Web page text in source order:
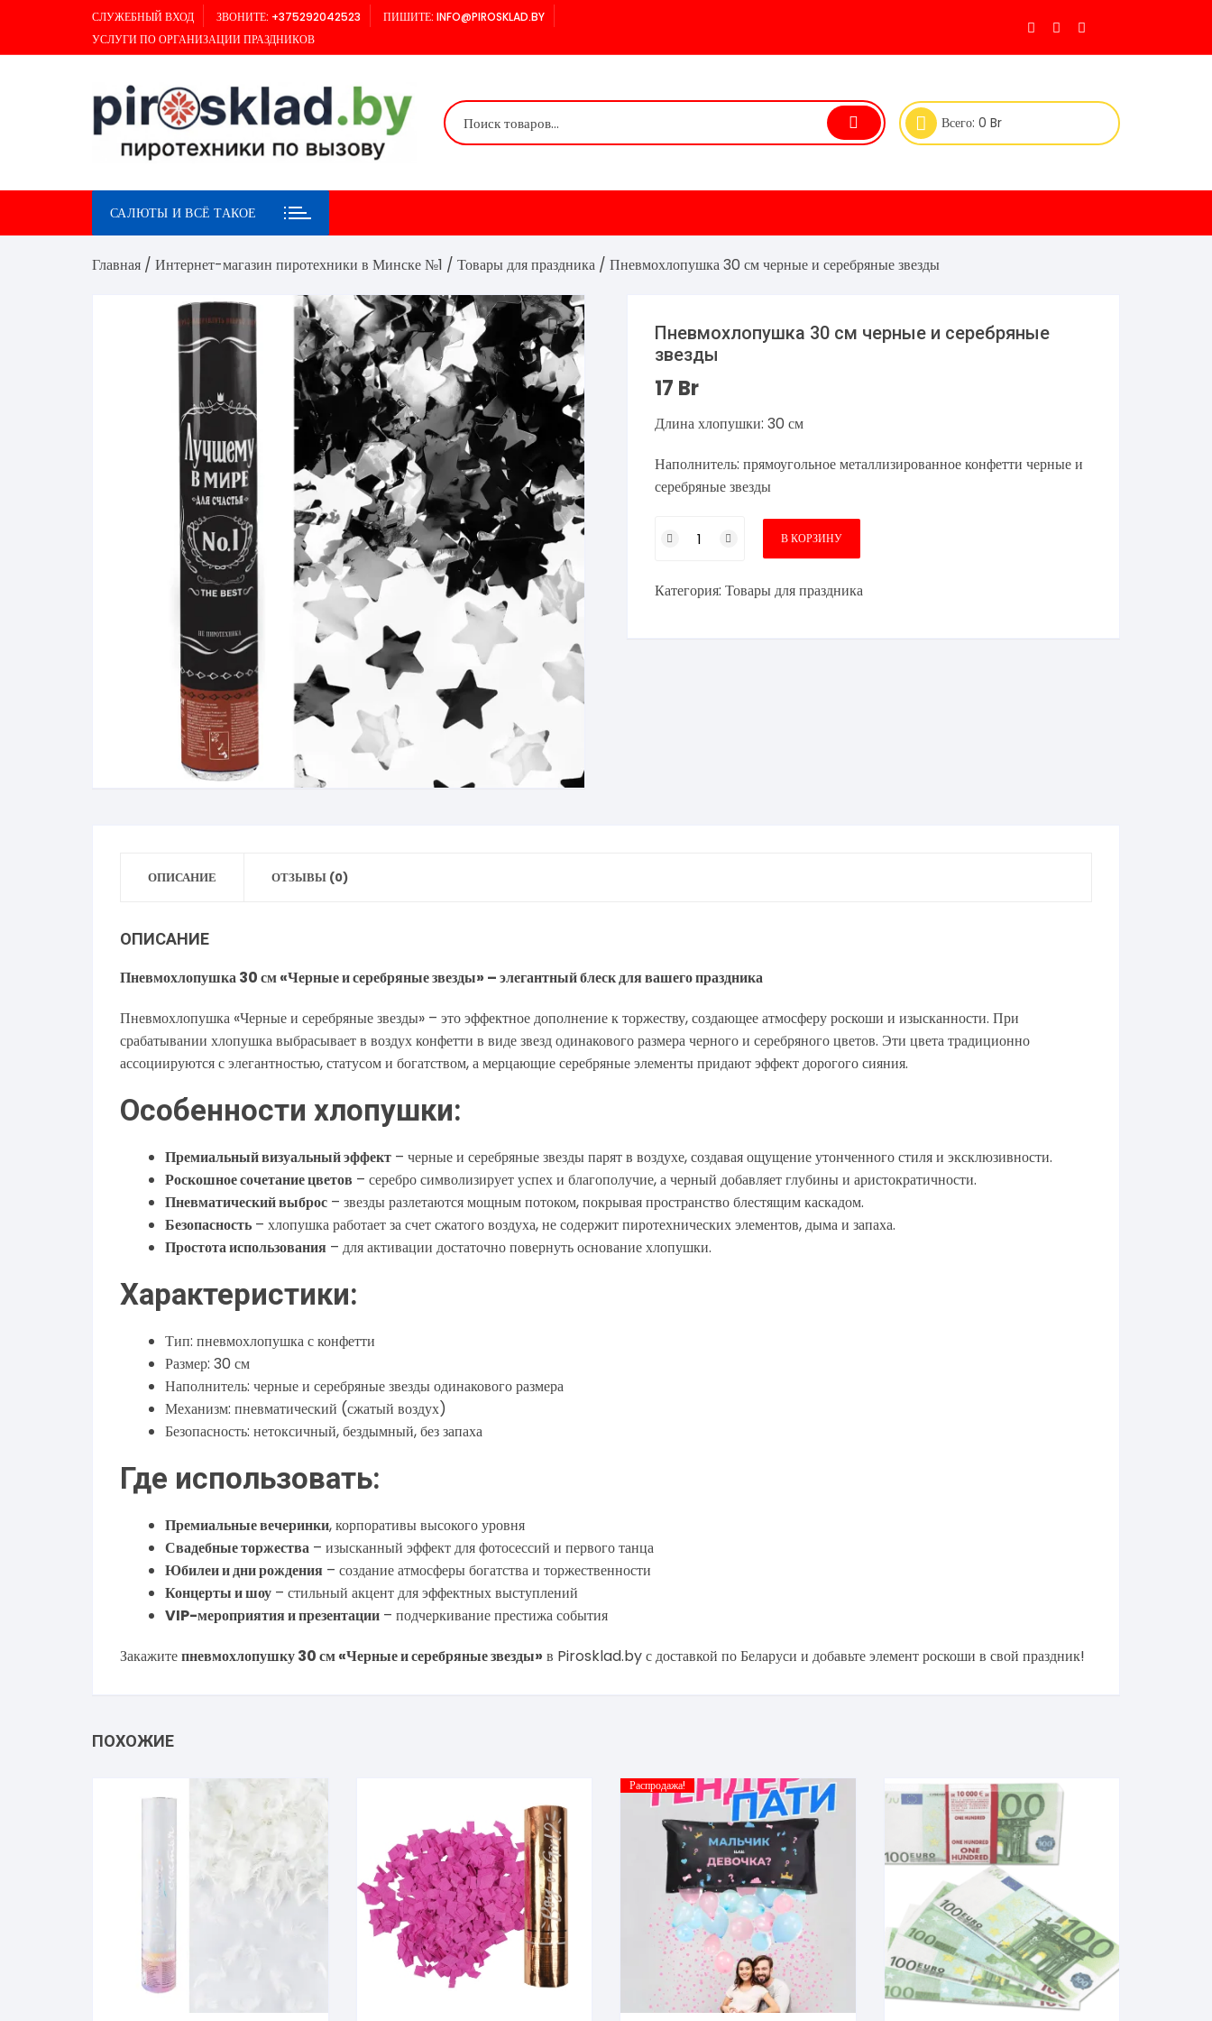
содержимому
СЛУЖЕБНЫЙ ВХОД ЗВОНИТЕ: +375292042523
ПИШИТЕ: INFO@PIROSKLAD.BY
УСЛУГИ ПО ОРГАНИЗАЦИИ ПРАЗДНИКОВ
Всего: 0 Br
САЛЮТЫ И ВСЁ ТАКОЕ
Главная / Интернет-магазин пиротехники в Минске №1 / Товары для праздника / Пневмохлопушка 30 см черные и серебряные звезды
Пневмохлопушка 30 см черные и серебряные
звезды
17 Br
Длина хлопушки: 30 см
Наполнитель: прямоугольное металлизированное конфетти черные и
серебряные звезды
товара
30
В КОРЗИНУ
Категория: Товары для праздника
ОПИСАНИЕ ОТЗЫВЫ (0)
ОПИСАНИЕ
Пневмохлопушка 30 см «Черные и серебряные звезды» – элегантный блеск для вашего праздника
Пневмохлопушка «Черные и серебряные звезды» – это эффектное дополнение к торжеству, создающее атмосферу роскоши и изысканности. При
срабатывании хлопушка выбрасывает в воздух конфетти в виде звезд одинакового размера черного и серебряного цветов. Эти цвета традиционно
ассоциируются с элегантностью, статусом и богатством, а мерцающие серебряные элементы придают эффект дорогого сияния.
Особенности хлопушки:
Премиальный визуальный эффект – черные и серебряные звезды парят в воздухе, создавая ощущение утонченного стиля и эксклюзивности.
Роскошное сочетание цветов – серебро символизирует успех и благополучие, а черный добавляет глубины и аристократичности.
Пневматический выброс – звезды разлетаются мощным потоком, покрывая пространство блестящим каскадом.
Безопасность – хлопушка работает за счет сжатого воздуха, не содержит пиротехнических элементов, дыма и запаха.
Простота использования – для активации достаточно повернуть основание хлопушки.
Характеристики:
Тип: пневмохлопушка с конфетти
Размер: 30 см
Наполнитель: черные и серебряные звезды одинакового размера
Механизм: пневматический (сжатый воздух)
Безопасность: нетоксичный, бездымный, без запаха
Где использовать:
Премиальные вечеринки, корпоративы высокого уровня
Свадебные торжества – изысканный эффект для фотосессий и первого танца
Юбилеи и дни рождения – создание атмосферы богатства и торжественности
Концерты и шоу – стильный акцент для эффектных выступлений
VIP-мероприятия и презентации – подчеркивание престижа события
Закажитепневмохлопушку 30 см «Черные и серебряные звезды» в Pirosklad.by с доставкой по Беларуси и добавьте элемент роскоши в свой праздник!
ПОХОЖИЕ
Распродажа!